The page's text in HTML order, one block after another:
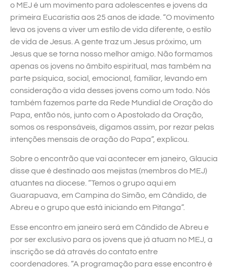
o MEJ é um movimento para adolescentes e jovens da
primeira Eucaristia aos 25 anos de idade. “O movimento
leva os jovens a viver um estilo de vida diferente, o estilo
de vida de Jesus. A gente traz um Jesus próximo, um
Jesus que se torna nosso melhor amigo. Não formamos
apenas os jovens no âmbito espiritual, mas também na
parte psíquica, social, emocional, familiar, levando em
consideração a vida desses jovens como um todo. Nós
também fazemos parte da Rede Mundial de Oração do
Papa, então nós, junto com o Apostolado da Oração,
somos os responsáveis, digamos assim, por rezar pelas
intenções mensais de oração do Papa”, explicou.
Sobre o encontrão que vai acontecer em janeiro, Glaucia
disse que é destinado aos mejistas (membros do MEJ)
atuantes na diocese. “Temos o grupo aqui em
Guarapuava, em Campina do Simão, em Cândido, de
Abreu e o grupo que está iniciando em Pitanga”.
Esse encontro em janeiro será em Cândido de Abreu e
por ser exclusivo para os jovens que já atuam no MEJ, a
inscrição se dá através do contato entre
coordenadores. “A programação para esse encontro é